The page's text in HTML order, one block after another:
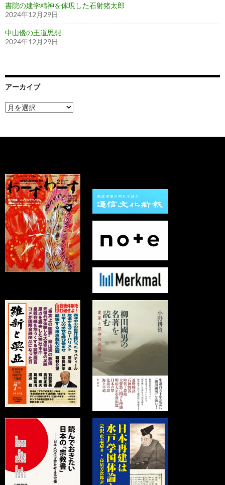
書院の建学精神を体現した石射猪太郎
2024年12月29日
中山優の王道思想
2024年12月29日
アーカイブ
ア
ー